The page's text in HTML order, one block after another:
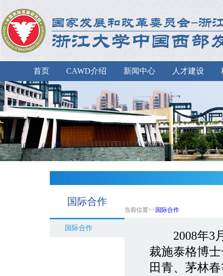
首页 CAWD介绍 新闻中心 人才建设
国际合作
当前位置>> 国际合作
国际合作
2008年3月
裁施泰格博
田青、茅林